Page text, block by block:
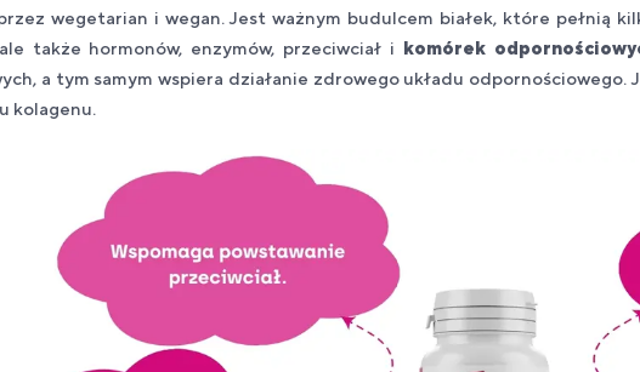
wegetarian i wegan. Jest ważnym budulcem białek, które pełnią
także hormonów, enzymów, przeciwciał i komórek
a tym samym wspiera działanie zdrowego układu
kolagenu.